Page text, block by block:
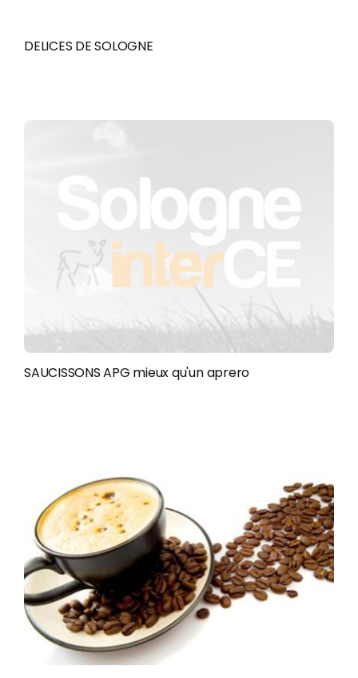
DELICES DE SOLOGNE
SAUCISSONS APG mieux qu'un aprero